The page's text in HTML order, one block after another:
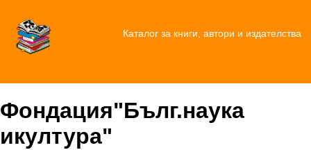
Каталог за книги, автори и издателства
Фондация"Бълг.наука
икултура"